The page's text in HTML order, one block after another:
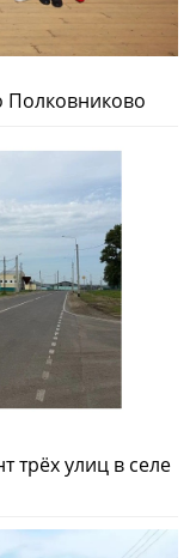
Полковниково
трёх улиц в селе